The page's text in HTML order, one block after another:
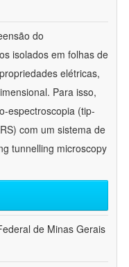
do
isolados em folhas de
elétricas,
Para isso,
espectroscopia (tip-
com um sistema de
tunnelling microscopy
de Minas Gerais